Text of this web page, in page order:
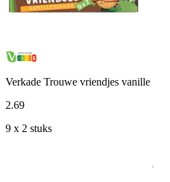
Verkade Trouwe vriendjes vanille
2.69
9 x 2 stuks